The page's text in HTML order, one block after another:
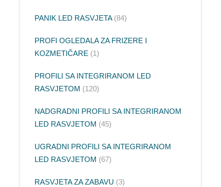
PANIK LED RASVJETA 84
PROFI OGLEDALA ZA FRIZERE I
KOZMETIČARE
1
PROFILI SA INTEGRIRANOM LED
RASVJETOM
120
NADGRADNI PROFILI SA INTEGRIRANOM
LED RASVJETOM
45
UGRADNI PROFILI SA INTEGRIRANOM
LED RASVJETOM
67
RASVJETA ZA ZABAVU 3